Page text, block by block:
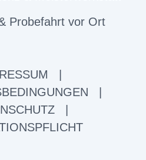
Probefahrt vor Ort